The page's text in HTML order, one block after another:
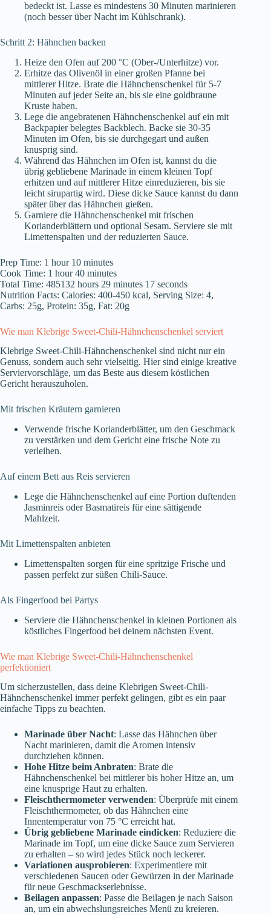
bedeckt ist. Lasse es mindestens 30 Minuten marinieren
(noch besser über Nacht im Kühlschrank).
Schritt 2: Hähnchen backen
Heize den Ofen auf 200 °C (Ober-/Unterhitze) vor.
Erhitze das Olivenöl in einer großen Pfanne bei
mittlerer Hitze. Brate die Hähnchenschenkel für 5-7
Minuten auf jeder Seite an, bis sie eine goldbraune
Kruste haben.
Lege die angebratenen Hähnchenschenkel auf ein mit
Backpapier belegtes Backblech. Backe sie 30-35
Minuten im Ofen, bis sie durchgegart und außen
knusprig sind.
Während das Hähnchen im Ofen ist, kannst du die
übrig gebliebene Marinade in einem kleinen Topf
erhitzen und auf mittlerer Hitze einreduzieren, bis sie
leicht sirupartig wird. Diese dicke Sauce kannst du dann
später über das Hähnchen gießen.
Garniere die Hähnchenschenkel mit frischen
Korianderblättern und optional Sesam. Serviere sie mit
Limettenspalten und der reduzierten Sauce.
Prep Time: 1 hour 10 minutes
Cook Time: 1 hour 40 minutes
Total Time: 485132 hours 29 minutes 17 seconds
Nutrition Facts: Calories: 400-450 kcal, Serving Size: 4,
Carbs: 25g, Protein: 35g, Fat: 20g
Wie man Klebrige Sweet-Chili-Hähnchenschenkel serviert
Klebrige Sweet-Chili-Hähnchenschenkel sind nicht nur ein
Genuss, sondern auch sehr vielseitig. Hier sind einige kreative
Serviervorschläge, um das Beste aus diesem köstlichen
Gericht herauszuholen.
Mit frischen Kräutern garnieren
Verwende frische Korianderblätter, um den Geschmack
zu verstärken und dem Gericht eine frische Note zu
verleihen.
Auf einem Bett aus Reis servieren
Lege die Hähnchenschenkel auf eine Portion duftenden
Jasminreis oder Basmatireis für eine sättigende
Mahlzeit.
Mit Limettenspalten anbieten
Limettenspalten sorgen für eine spritzige Frische und
passen perfekt zur süßen Chili-Sauce.
Als Fingerfood bei Partys
Serviere die Hähnchenschenkel in kleinen Portionen als
köstliches Fingerfood bei deinem nächsten Event.
Wie man Klebrige Sweet-Chili-Hähnchenschenkel
perfektioniert
Um sicherzustellen, dass deine Klebrigen Sweet-Chili-
Hähnchenschenkel immer perfekt gelingen, gibt es ein paar
einfache Tipps zu beachten.
Marinade über Nacht: Lasse das Hähnchen über
Nacht marinieren, damit die Aromen intensiv
durchziehen können.
Hohe Hitze beim Anbraten: Brate die
Hähnchenschenkel bei mittlerer bis hoher Hitze an, um
eine knusprige Haut zu erhalten.
Fleischthermometer verwenden: Überprüfe mit einem
Fleischthermometer, ob das Hähnchen eine
Innentemperatur von 75 °C erreicht hat.
Übrig gebliebene Marinade eindicken: Reduziere die
Marinade im Topf, um eine dicke Sauce zum Servieren
zu erhalten – so wird jedes Stück noch leckerer.
Variationen ausprobieren: Experimentiere mit
verschiedenen Saucen oder Gewürzen in der Marinade
für neue Geschmackserlebnisse.
Beilagen anpassen: Passe die Beilagen je nach Saison
an, um ein abwechslungsreiches Menü zu kreieren.